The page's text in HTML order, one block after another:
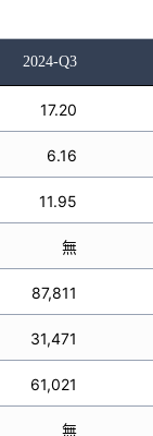
2024-Q3
17.20
6.16
11.95
無
87,811
31,471
61,021
無